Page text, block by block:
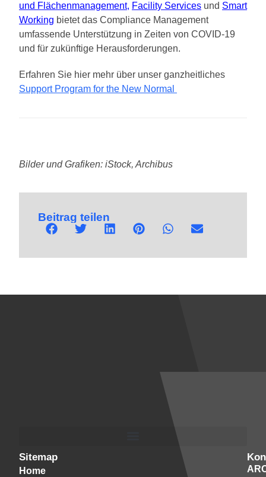
und Flächenmanagement, Facility Services und Smart
Working bietet das Compliance Management
umfassende Unterstützung in Zeiten von COVID-19
und für zukünftige Herausforderungen.
Erfahren Sie hier mehr über unser ganzheitliches
Support Program for the New Normal
Bilder und Grafiken: iStock, Archibus
Beitrag teilen
Sitemap
Home